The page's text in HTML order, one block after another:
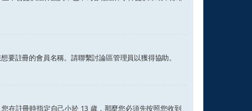
註冊的會員名稱。請聯繫討論區管理員以獲得協助。
在註冊時指定自己小於 13 歲，那麼您必須先按照您收到